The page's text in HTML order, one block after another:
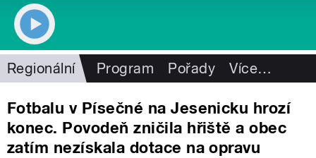
Regionální Program Pořady Více…
Fotbalu v Písečné na Jesenicku hrozí
konec. Povodeň zničila hřiště a obec
zatím nezískala dotace na opravu